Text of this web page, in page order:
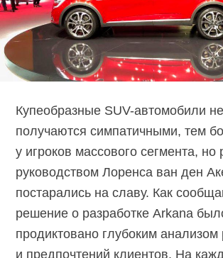
Купеобразные SUV-автомобили
получаются симпатичными, тем
у игроков массового сегмента, но
руководством Лоренса ван ден
постарались на славу. Как
решение о разработке Arkana
продиктовано глубоким анализом
и предпочтений клиентов. На